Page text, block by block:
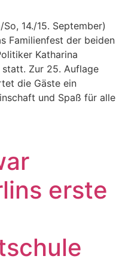
14./15. September)
Familienfest der beiden
Katharina
statt. Zur 25. Auflage
die Gäste ein
und Spaß für alle
erste